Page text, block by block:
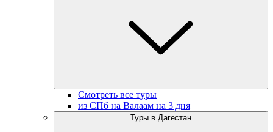
Смотреть все туры
из СПб на Валаам на 3 дня
Туры в Дагестан